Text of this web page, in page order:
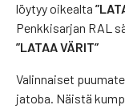
löytyy oikealta
Penkkisarjan RAL
”LATAA VÄRIT”
Valinnaiset
jatoba. Näistä